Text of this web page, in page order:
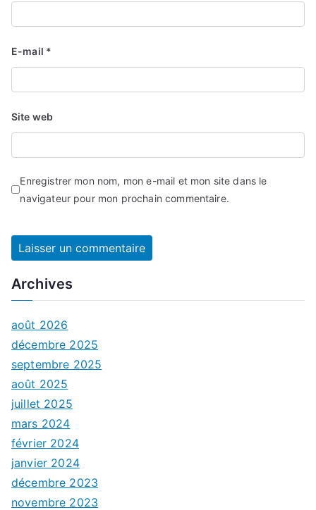
E-mail *
Site web
Enregistrer mon nom, mon e-mail et mon site dans le
navigateur pour mon prochain commentaire.
Archives
août 2026
décembre 2025
septembre 2025
août 2025
juillet 2025
mars 2024
février 2024
janvier 2024
décembre 2023
novembre 2023